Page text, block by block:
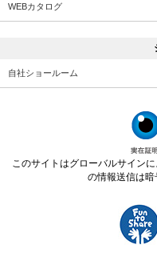
WEBカタログ
自社ショールーム
このサイトはグローバルサイン
の情報送信は暗